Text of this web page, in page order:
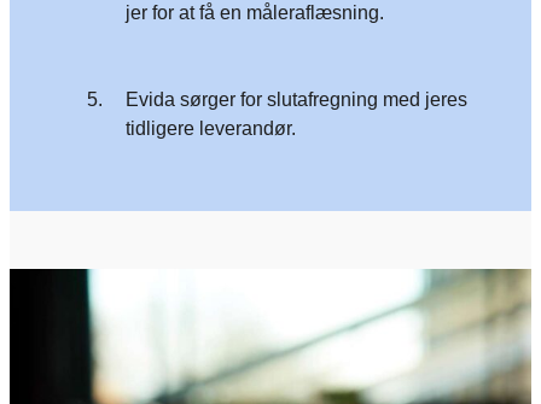
jer for at få en måleraflæsning.
5.
Evida sørger for slutafregning med jeres
tidligere leverandør.